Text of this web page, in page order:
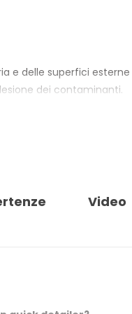
e delle superfici
dei contaminanti.
senza passaggi
che
a pH neutro.
Video